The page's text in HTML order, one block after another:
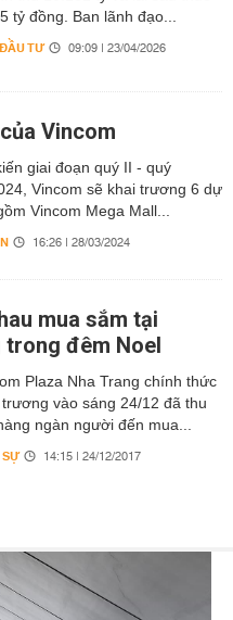
tỷ đồng. Ban lãnh đạo...
TƯ 09:09 | 23/04/2026
Vincom
giai đoạn quý II - quý
Vincom sẽ khai trương 6 dự
Vincom Mega Mall...
16:26 | 28/03/2024
mua sắm tại
trong đêm Noel
Plaza Nha Trang chính thức
trương vào sáng 24/12 đã thu
ngàn người đến mua...
14:15 | 24/12/2017